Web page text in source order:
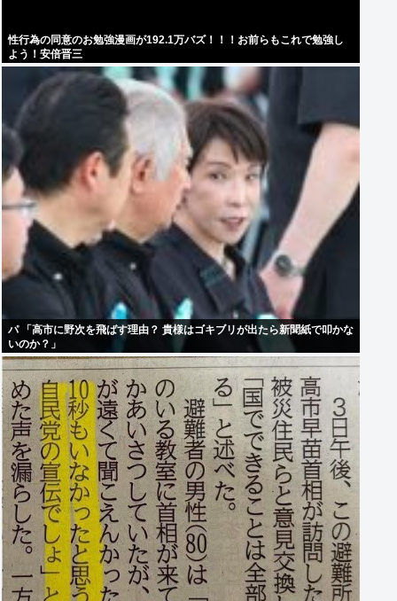
性行為の同意のお勉強漫画が192.1万バズ！！！お前らもこれで勉強し
よう！安倍晋三
パ 「高市に野次を飛ばす理由？ 貴様はゴキブリが出たら新聞紙で叩かな
いのか？」